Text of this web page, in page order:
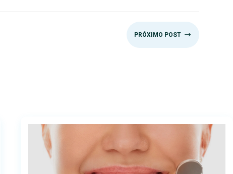
PRÓXIMO POST $